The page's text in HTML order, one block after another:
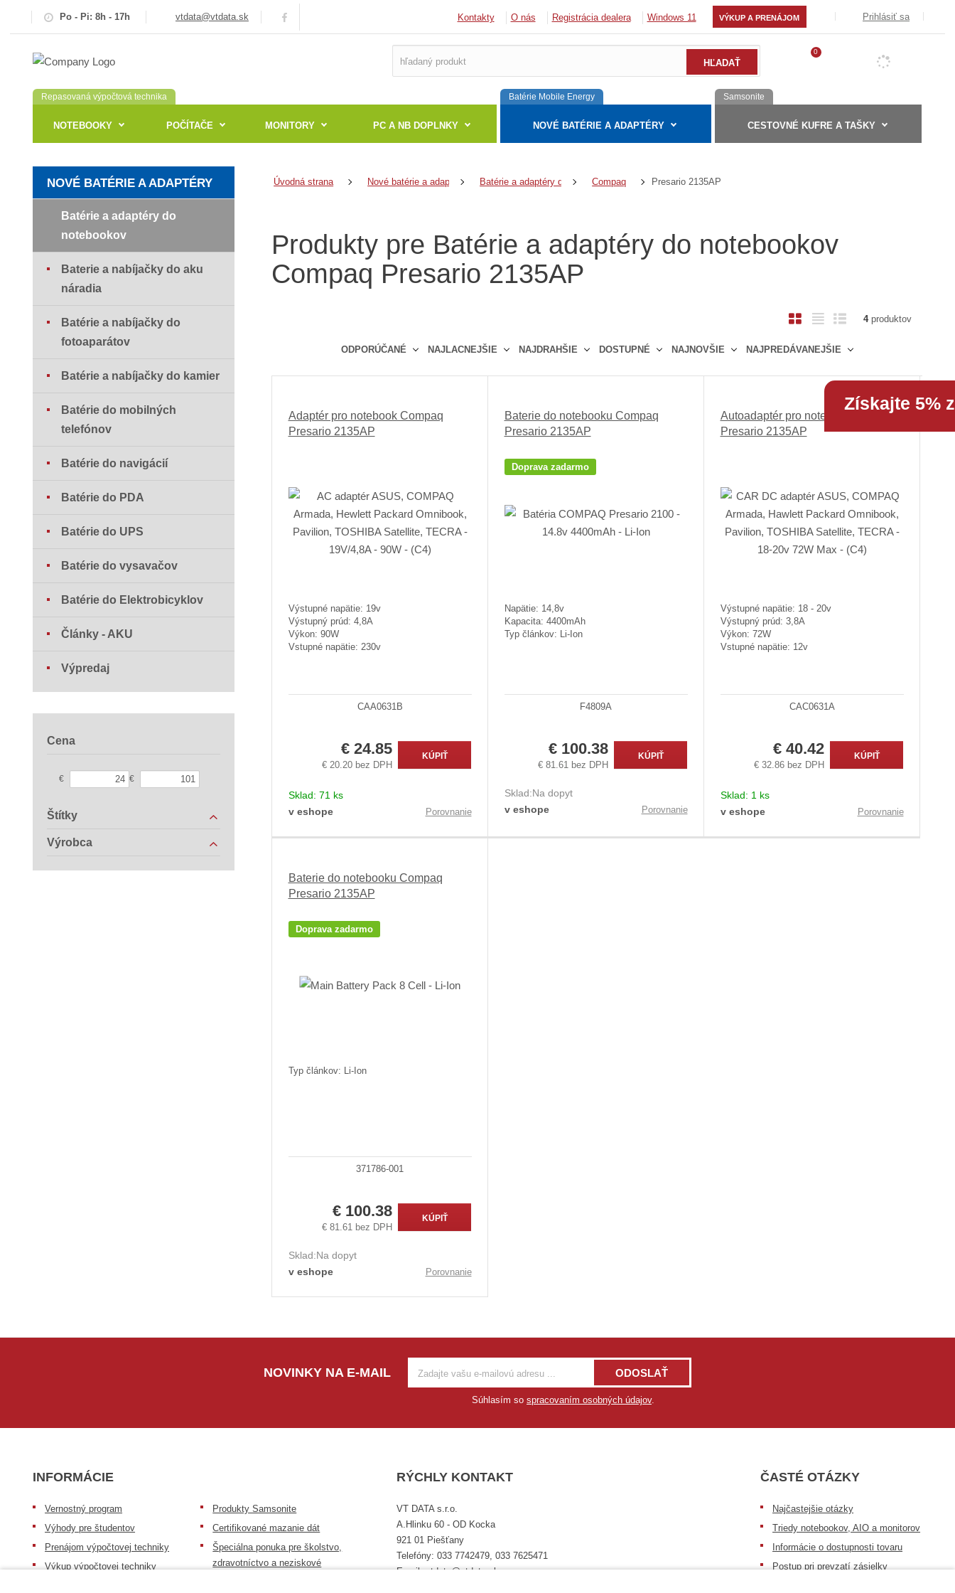
Po - Pi: 8h - 17h vtdata@vtdata.sk Kontakty O nás Registrácia dealera Windows 11 VÝKUP A PRENÁJOM Prihlásiť sa
0
Repasovaná výpočtová technika
NOTEBOOKY POČÍTAČE MONITORY PC A NB DOPLNKY
Batérie Mobile Energy
NOVÉ BATÉRIE A ADAPTÉRY
Samsonite
CESTOVNÉ KUFRE A TAŠKY
Úvodná strana Nové batérie a adaptéry Batérie a adaptéry do notebookov
Compaq Presario 2135AP
Produkty pre Batérie a adaptéry do notebookov
Compaq Presario 2135AP
ODPORÚČANÉ NAJLACNEJŠIE NAJDRAHŠIE DOSTUPNÉ NAJNOVŠIE NAJPREDÁVANEJŠIE
e
d
u
r
o
ý
p
i
s
T
b
ľ
o
ý
p
i
s
a
o
p
i
s
4produktov
Adaptér pro notebook Compaq
Presario 2135AP
Výstupné napätie: 19v
Výstupný prúd: 4,8A
Výkon: 90W
Vstupné napätie: 230v
CAA0631B
€ 24.85
€ 20.20 bez DPH
KÚPIŤ
Sklad: 71 ks
v eshope
Porovnanie
Baterie do notebooku Compaq
Presario 2135AP
Doprava zadarmo
Napätie: 14,8v
Kapacita: 4400mAh
Typ článkov: Li-Ion
F4809A
€ 100.38
€ 81.61 bez DPH
KÚPIŤ
Sklad:Na dopyt
v eshope
Porovnanie
Autoadaptér pro notebook Compaq
Presario 2135AP
Výstupné napätie: 18 - 20v
Výstupný prúd: 3,8A
Výkon: 72W
Vstupné napätie: 12v
CAC0631A
€ 40.42
€ 32.86 bez DPH
KÚPIŤ
Sklad: 1 ks
v eshope
Porovnanie
Baterie do notebooku Compaq
Presario 2135AP
Doprava zadarmo
Typ článkov: Li-Ion
371786-001
€ 100.38
€ 81.61 bez DPH
KÚPIŤ
Sklad:Na dopyt
v eshope
Porovnanie
NOVÉ BATÉRIE A ADAPTÉRY
Batérie a adaptéry do
notebookov
Baterie a nabíjačky do aku
náradia
Batérie a nabíjačky do
fotoaparátov
Batérie a nabíjačky do kamier
Batérie do mobilných
telefónov
Batérie do navigácií
Batérie do PDA
Batérie do UPS
Batérie do vysavačov
Batérie do Elektrobicyklov
Články - AKU
Výpredaj
Cena
€ €
Štítky
Výrobca
NOVINKY NA E-MAIL ODOSLAŤ
Súhlasím so spracovaním osobných údajov.
INFORMÁCIE
Vernostný program
Výhody pre študentov
Prenájom výpočtovej techniky
Výkup výpočtovej techniky
Produkty Samsonite
Certifikované mazanie dát
Špeciálna ponuka pre školstvo,
zdravotníctvo a neziskové
Získajte 5%
RÝCHLY KONTAKT
VT DATA s.r.o.
A.Hlinku 60 - OD Kocka
921 01 Piešťany
Telefóny: 033 7742479, 033 7625471
Email: vtdata@vtdata.sk
ČASTÉ OTÁZKY
Najčastejšie otázky
Triedy notebookov, AIO a monitorov
Informácie o dostupnosti tovaru
Postup pri prevzatí zásielky